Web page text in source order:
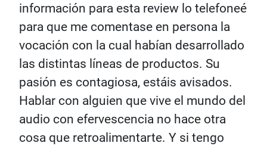
información para esta review lo telefoneé
para que me comentase en persona la
vocación con la cual habían desarrollado
las distintas líneas de productos. Su
pasión es contagiosa, estáis avisados.
Hablar con alguien que vive el mundo del
audio con efervescencia no hace otra
cosa que retroalimentarte. Y si tengo